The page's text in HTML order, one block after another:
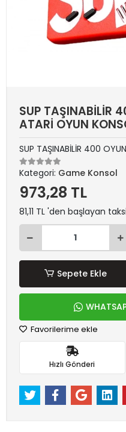
SUP TAŞINABİLİR
ATARİ OYUN
SUP TAŞINABİLİR 400
Kategori: Game Konsol
973,28 TL
81,11 TL 'den başlayan
Sepete Ekle
Favorilerime ekle
Hızlı Gönderi